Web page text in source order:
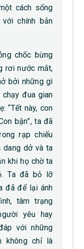
cách sống
chính bản
chốc bừng
rơi nước mắt,
bởi những gì
đua gian
“Tết này, con
bận”, ta đã
rạp chiếu
dang dở và ta
khi họ chờ ta
Ta đã bỏ lỡ
đã để lại ánh
tâm trạng
yêu hay
với những
không chỉ là